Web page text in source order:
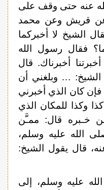
عنه حتى وقف على
قريش وعن محمد
الشيخ لا أخبركما
فقال رسول الله
أخبرناك. قال
الشيخ: … وبلغني أن
فإن كان الذي أخبرني
وكذا للمكان الذي
خـبره قال: ممـَّن
الله عليه وسلم،
قال يقول الشيخ:
عليه وسلم، إلى